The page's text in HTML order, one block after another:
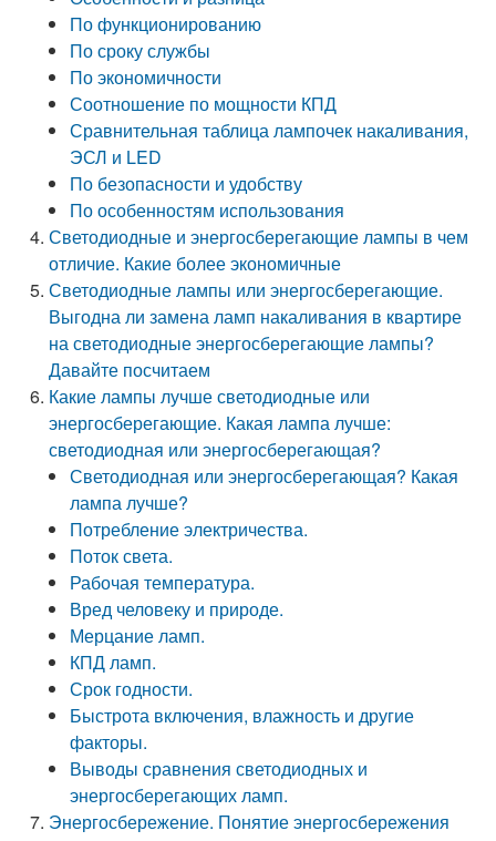
По функционированию
По сроку службы
По экономичности
Соотношение по мощности КПД
Сравнительная таблица лампочек накаливания,
ЭСЛ и LED
По безопасности и удобству
По особенностям использования
Светодиодные и энергосберегающие лампы в чем
отличие. Какие более экономичные
Светодиодные лампы или энергосберегающие.
Выгодна ли замена ламп накаливания в квартире
на светодиодные энергосберегающие лампы?
Давайте посчитаем
Какие лампы лучше светодиодные или
энергосберегающие. Какая лампа лучше:
светодиодная или энергосберегающая?
Светодиодная или энергосберегающая? Какая
лампа лучше?
Потребление электричества.
Поток света.
Рабочая температура.
Вред человеку и природе.
Мерцание ламп.
КПД ламп.
Срок годности.
Быстрота включения, влажность и другие
факторы.
Выводы сравнения светодиодных и
энергосберегающих ламп.
Энергосбережение. Понятие энергосбережения